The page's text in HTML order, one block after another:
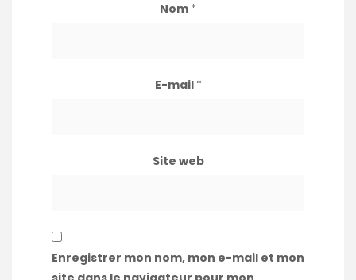
Nom *
E-mail *
Site web
Enregistrer mon nom, mon e-mail et mon